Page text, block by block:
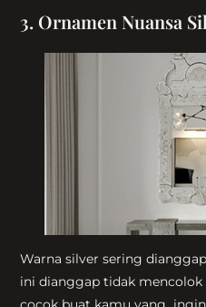
3. Ornamen Nuansa
Warna silver sering
ini dianggap tidak mencolok